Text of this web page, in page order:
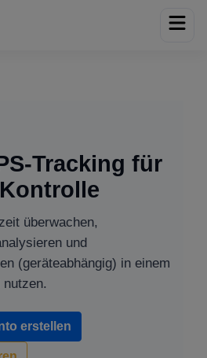
Tracking für
überwachen,
und
(geräteabhängig) in einem
erstellen